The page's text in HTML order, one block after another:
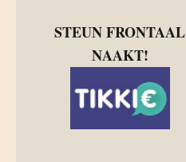
STEUN FRONTAAL
NAAKT!